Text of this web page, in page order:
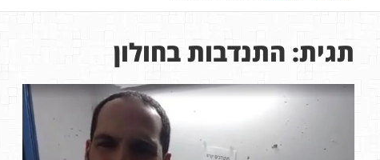
תגית: התנדבות בחולון